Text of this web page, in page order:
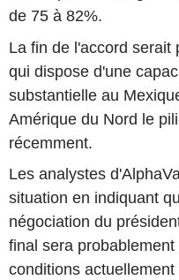
de 75 à 82%.
La fin de l'accord serait
qui dispose d'une
substantielle au
Amérique du Nord le
récemment.
Les analystes
situation en indiquant
négociation du
final sera
conditions actuellement